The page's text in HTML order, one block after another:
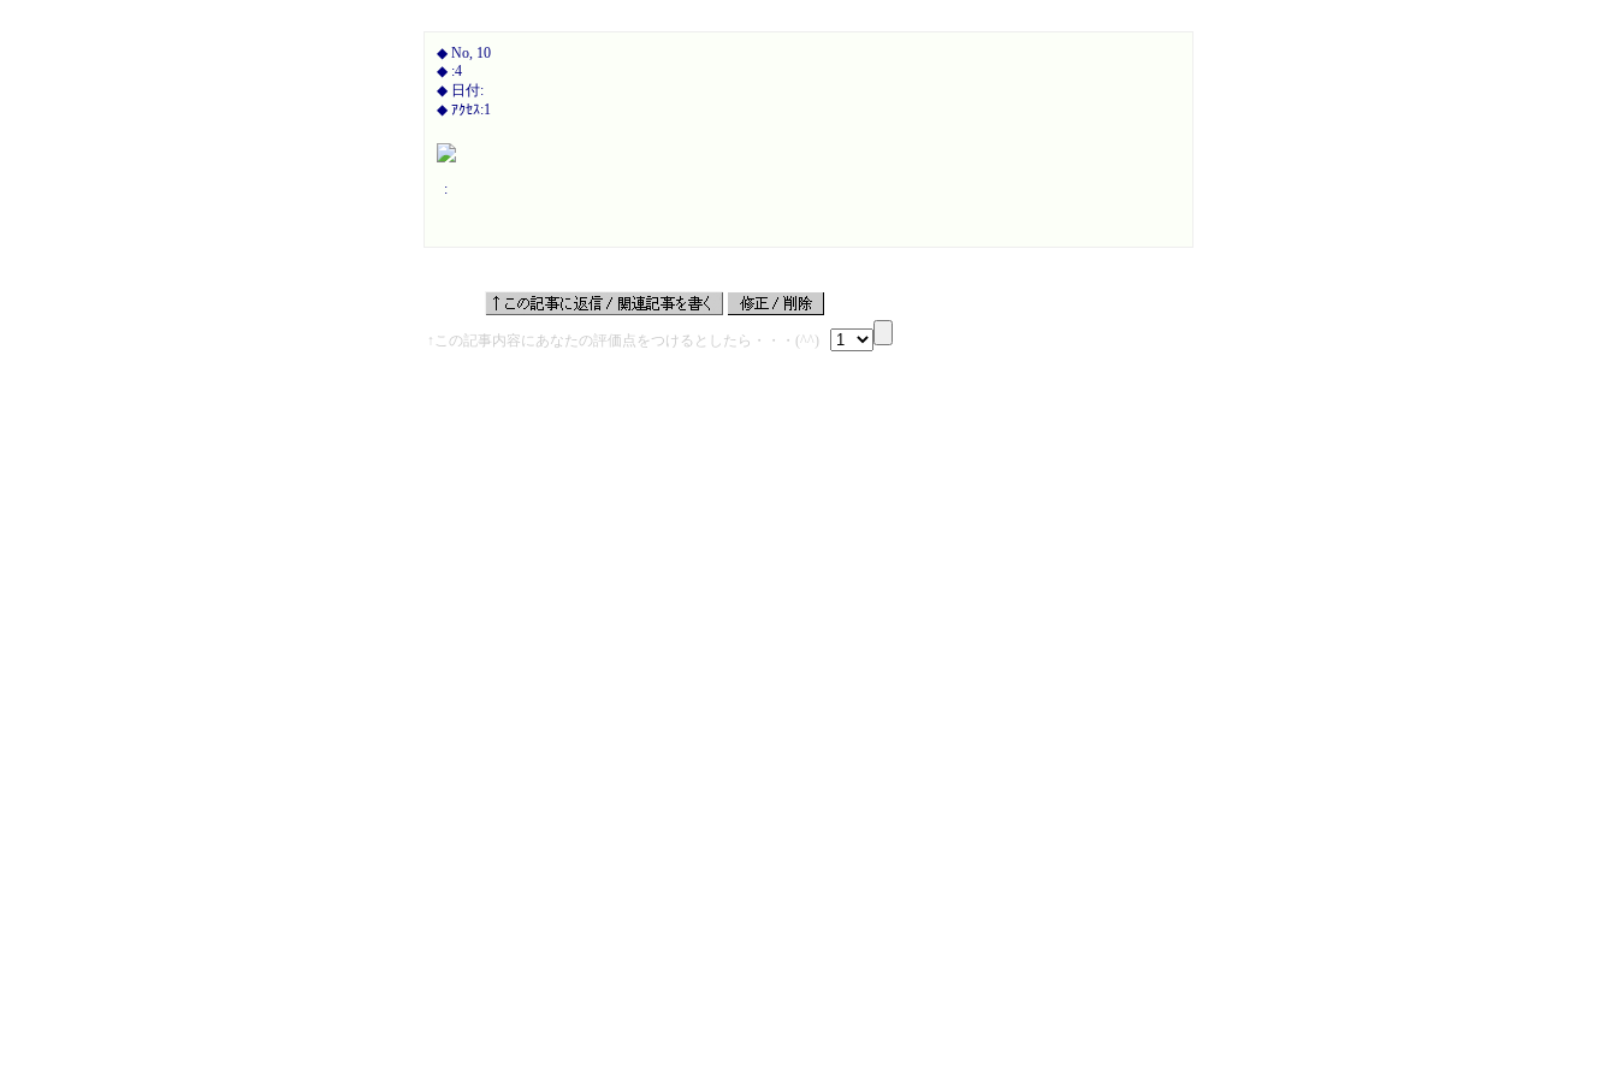
◆ No, 10
◆ :4
◆ 日付:
◆ ｱｸｾｽ:1
:
↑この記事内容にあなたの評価点をつけるとしたら・・・(^^)